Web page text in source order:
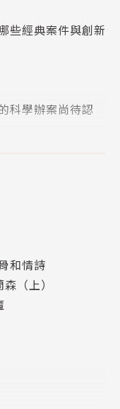
些經典案件與創新
學辦案尚待認
運用。是美國司法
在幾起轟動全美的
區，一名女子
嫌犯，「It's alw
用？
重的神父遭人
犯房內帽子上黏
名美艷女星香
房門上交疊的一
和情詩
（上）